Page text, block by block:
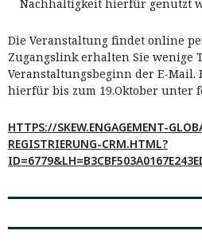
Nachhaltigkeit hierfür genutzt
Die Veranstaltung findet online
Zugangslink erhalten Sie wenige
Veranstaltungsbeginn der E-Mail.
hierfür bis zum 19.Oktober unter
HTTPS://SKEW.ENGAGEMENT-
REGISTRIERUNG-CRM.HTML?